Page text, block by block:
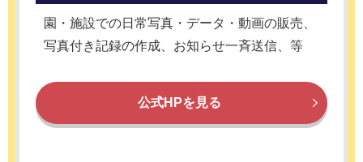
園・施設での日常写真・データ・動画の販売、
写真付き記録の作成、お知らせ一斉送信、等
公式HPを見る